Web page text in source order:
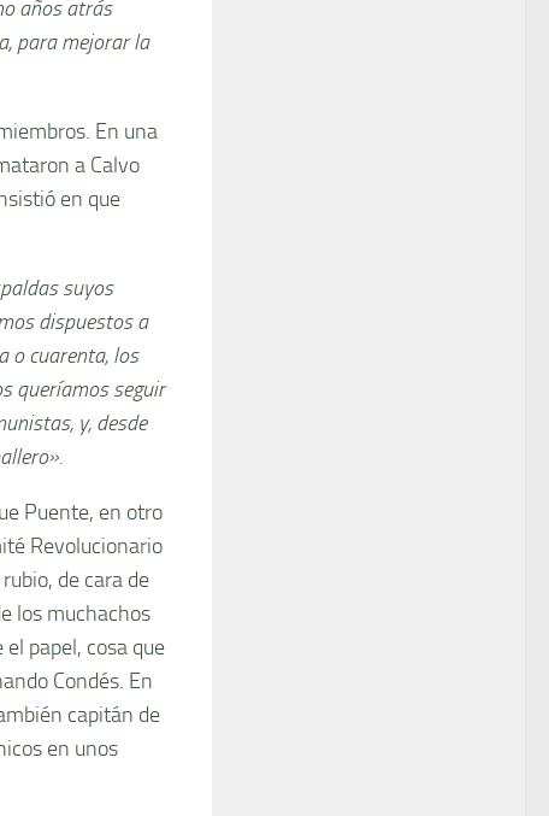
años atrás
para mejorar la
En una
a Calvo
en que
suyos
dispuestos a
o cuarenta, los
queríamos seguir
y, desde
Puente, en otro
Revolucionario
de cara de
los muchachos
papel, cosa que
Condés. En
capitán de
en unos